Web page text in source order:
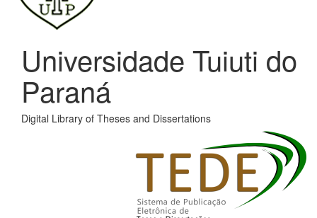
Universidade Tuiuti do
Paraná
Digital Library of Theses and Dissertations